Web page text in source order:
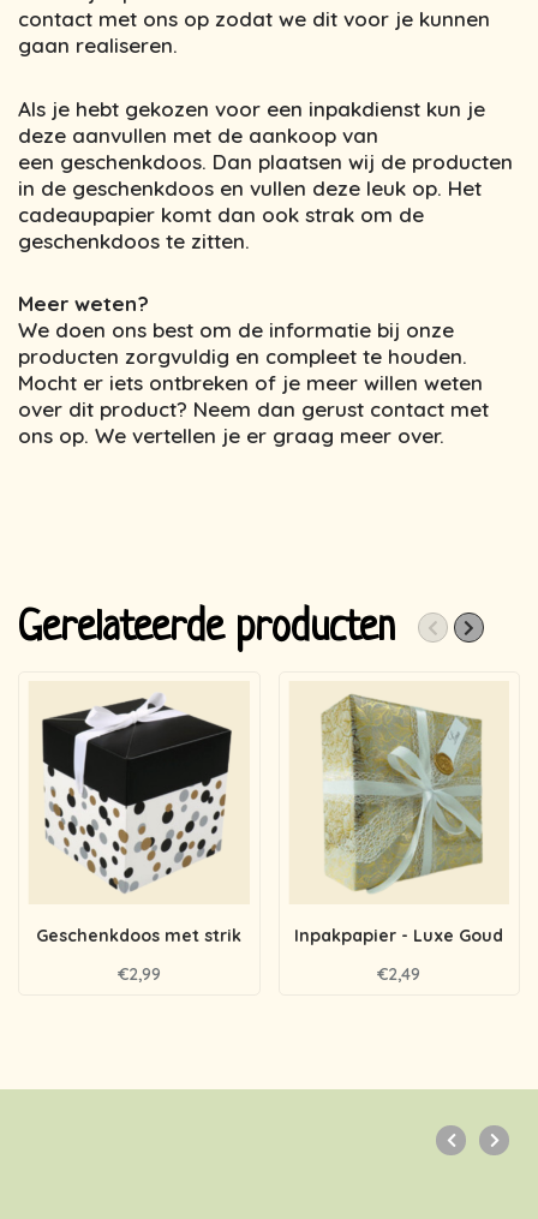
contact met ons op zodat we dit voor je kunnen
gaan realiseren.
Als je hebt gekozen voor een inpakdienst kun je
deze aanvullen met de aankoop van
een geschenkdoos. Dan plaatsen wij de producten
in de geschenkdoos en vullen deze leuk op. Het
cadeaupapier komt dan ook strak om de
geschenkdoos te zitten.
Meer weten?
We doen ons best om de informatie bij onze
producten zorgvuldig en compleet te houden.
Mocht er iets ontbreken of je meer willen weten
over dit product? Neem dan gerust contact met
ons op. We vertellen je er graag meer over.
Gerelateerde producten
Geschenkdoos met strik
€2,99
Inpakpapier - Luxe Goud
€2,49